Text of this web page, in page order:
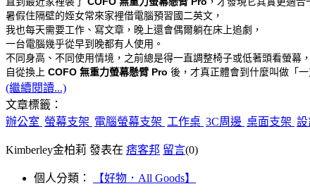
暑假住隔壁的姪女常來家裡借電腦預習國二英文，
我也每天需要工作、寫文章，晚上還會偶爾躺在床上追劇，
一台電腦幾乎從早到晚都有人使用。
不同身高、不同使用情境，之前總是得一直調整椅子或低著頭看螢幕
自從換上 COFO 無重力螢幕懸臂 Pro 後，才真正體會到什麼叫做「
(繼續閱讀...)
文章標籤：
辦公室 螢幕支架 電腦螢幕支架 工作桌 3C周邊 桌面支架 設
Kimberley金柏莉 發表在 痞客邦 留言(0)
個人分類： 【好物．All Goods】